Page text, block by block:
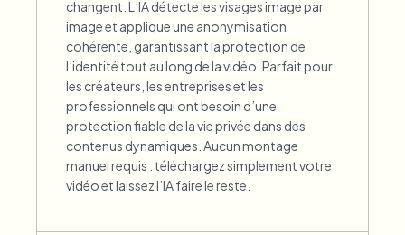
changent. L’IA détecte les visages image par
image et applique une anonymisation
cohérente, garantissant la protection de
l’identité tout au long de la vidéo. Parfait pour
les créateurs, les entreprises et les
professionnels qui ont besoin d’une
protection fiable de la vie privée dans des
contenus dynamiques. Aucun montage
manuel requis : téléchargez simplement votre
vidéo et laissez l’IA faire le reste.